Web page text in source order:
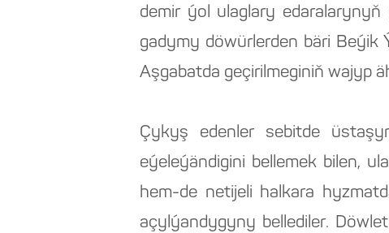
demir ýol ulaglary
gadymy döwürlerden bäri
Aşgabatda geçirilmeginiň wajyp
Çykyş edenler sebitde
eýeleýändigini bellemek bilen,
hem-de netijeli halkara
açylýandygyny bellediler.